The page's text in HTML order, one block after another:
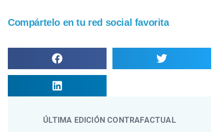
Compártelo en tu red social favorita
ÚLTIMA EDICIÓN CONTRAFACTUAL